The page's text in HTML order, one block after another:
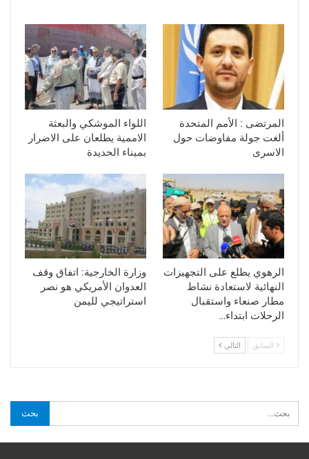
المرتضى : الأمم المتحدة
ألغت جولة مفاوضات حول
الاسرى
اللواء الموشكي والبعثة
الاممية يطلعان على الاضرار
بميناء الحديدة
الرهوي يطلع على التجهيزات
النهائية لاستعادة نشاط
مطار صنعاء واستقبال
الرحلات ابتداء…
وزارة الخارجية: اتفاق وقف
العدوان الأمريكي هو نصر
استراتيجي لليمن
السابق التالي